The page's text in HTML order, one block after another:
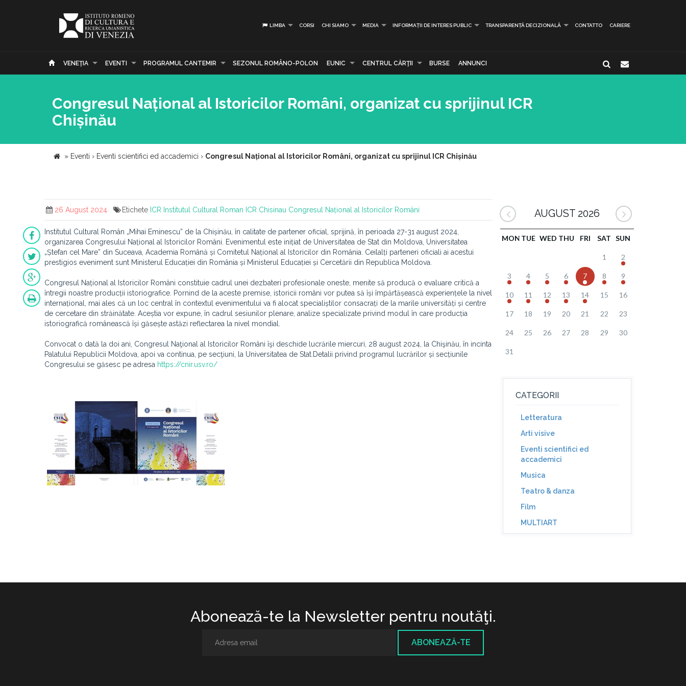
LIMBA CORSI CHI SIAMO MEDIA INFORMAȚII DE INTERES PUBLIC TRANSPARENȚĂ DECIZIONALĂ CONTATTO CARIERE
VENEŢIA EVENTI PROGRAMUL CANTEMIR SEZONUL ROMÂNO-POLON EUNIC CENTRUL CĂRŢII BURSE ANNUNCI
Congresul Național al Istoricilor Români, organizat cu sprijinul ICR
Chișinău
» Eventi › Eventi scientifici ed accademici › Congresul Național al Istoricilor Români, organizat cu sprijinul ICR Chișinău
26 August 2024 Etichete ICR Institutul Cultural Roman ICR Chisinau Congresul Național al Istoricilor Români
Institutul Cultural Român „Mihai Eminescu” de la Chișinău, în calitate de partener oficial, sprijină, în perioada 27-31 august 2024,
organizarea Congresului Național al Istoricilor Români. Evenimentul este inițiat de Universitatea de Stat din Moldova, Universitatea
„Ștefan cel Mare” din Suceava, Academia Română și Comitetul Național al Istoricilor din România. Ceilalți parteneri oficiali ai acestui
prestigios eveniment sunt Ministerul Educației din România și Ministerul Educației și Cercetării din Republica Moldova.
Congresul Național al Istoricilor Români constituie cadrul unei dezbateri profesionale oneste, menite să producă o evaluare critică a
întregii noastre producții istoriografice. Pornind de la aceste premise, istoricii români vor putea să își împărtășească experiențele la nivel
internațional, mai ales că un loc central în contextul evenimentului va fi alocat specialiștilor consacrați de la marile universități și centre
de cercetare din străinătate. Aceștia vor expune, în cadrul sesiunilor plenare, analize specializate privind modul în care producția
istoriografică românească își găsește astăzi reflectarea la nivel mondial.
Convocat o dată la doi ani, Congresul Naţional al Istoricilor Români îşi deschide lucrările miercuri, 28 august 2024, la Chişinău, în incinta
Palatului Republicii Moldova, apoi va continua, pe secţiuni, la Universitatea de Stat.Detalii privind programul lucrărilor și secțiunile
Congresului se găsesc pe adresa https://cnir.usv.ro/
AUGUST 2026
MON TUE WED THU FRI SAT SUN
1 2
3 4 5 6 7 8 9
10 11 12 13 14 15 16
17 18 19 20 21 22 23
24 25 26 27 28 29 30
31
CATEGORII
Letteratura
Arti visive
Eventi scientifici ed
accademici
Musica
Teatro & danza
Film
MULTIART
Abonează-te la Newsletter pentru noutăţi.
ABONEAZĂ-TE